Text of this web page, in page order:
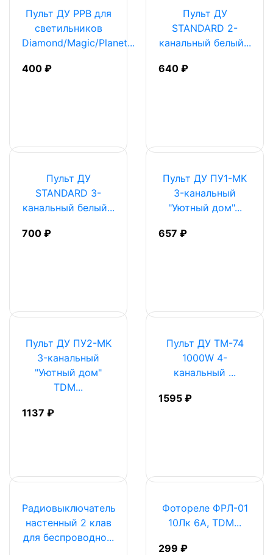
Пульт ДУ PPB для
светильников
Diamond/Magic/Planet...
400 ₽
Пульт ДУ
STANDARD 2-
канальный белый...
640 ₽
Пульт ДУ
STANDARD 3-
канальный белый...
700 ₽
Пульт ДУ ПУ1-МK
3-канальный
"Уютный дом"...
657 ₽
Пульт ДУ ПУ2-МK
3-канальный
"Уютный дом"
TDM...
1137 ₽
Пульт ДУ ТМ-74
1000W 4-
канальный ...
1595 ₽
Радиовыключатель
настенный 2 клав
для беспроводно...
Фотореле ФРЛ-01
10Лк 6А, TDM...
299 ₽